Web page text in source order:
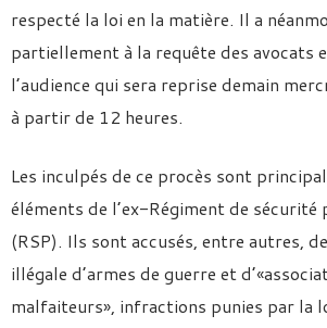
respecté la loi en la matière. Il a
partiellement à la requête des avocats
l’audience qui sera reprise demain
à partir de 12 heures.
Les inculpés de ce procès sont
éléments de l’ex-Régiment de sécurité
(RSP). Ils sont accusés, entre autres,
illégale d’armes de guerre et
malfaiteurs», infractions punies par la